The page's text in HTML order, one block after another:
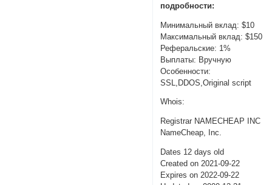
подробности:
Минимальный вклад: $10
Максимальный вклад: $150
Реферальские: 1%
Выплаты: Вручную
Особенности:
SSL,DDOS,Original script
Whois:
Registrar NAMECHEAP INC
NameCheap, Inc.
Dates 12 days old
Created on 2021-09-22
Expires on 2022-09-22